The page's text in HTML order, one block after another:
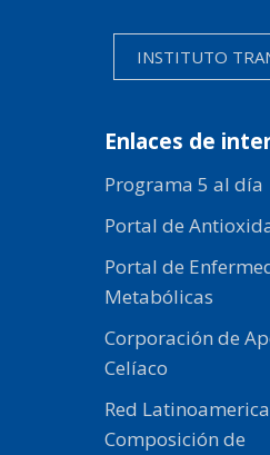
INSTITUTO
Enlaces de
Programa 5 al día
Portal de
Portal de
Metabólicas
Corporación de
Celíaco
Red
Composición de